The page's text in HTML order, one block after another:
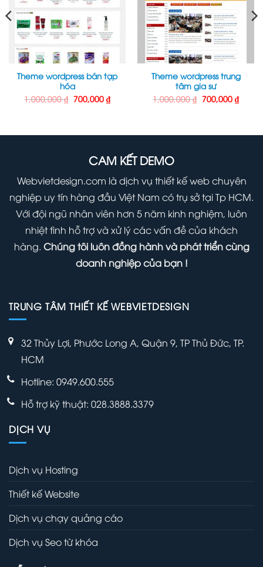
Theme wordpress bán tạp
hóa
1,000,000₫ Giá
gốc
700,000 ₫Giá
hiện
Theme wordpress trung
tâm gia sư
1,000,000₫ Giá
gốc
700,000 ₫Giá
hiện
CAM KẾT DEMO
Webvietdesign.com là dịch vụ thiết kế web chuyên
nghiệp uy tín hàng đầu Việt Nam có trụ sở tại Tp HCM.
Với đội ngũ nhân viên hơn 5 năm kinh nghiệm, luôn
nhiệt tình hỗ trợ và xử lý các vấn đề của khách
hàng. Chúng tôi luôn đồng hành và phát triển cùng
doanh nghiệp của bạn !
TRUNG TÂM THIẾT KẾ WEBVIETDESIGN
32 Thủy Lợi, Phước Long A, Quận 9, TP Thủ Đức, TP.
HCM
Hotline: 0949.600.555
Hỗ trợ kỹ thuật: 028.3888.3379
DỊCH VỤ
Dịch vụ Hosting
Thiết kế Website
Dịch vụ chạy quảng cáo
Dịch vụ Seo từ khóa